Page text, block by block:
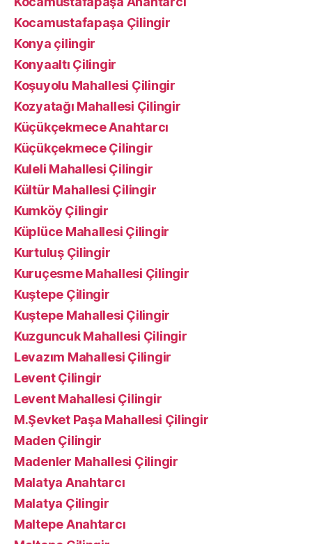
Kocamustafapaşa Çilingir
Konya çilingir
Konyaaltı Çilingir
Koşuyolu Mahallesi Çilingir
Kozyatağı Mahallesi Çilingir
Küçükçekmece Anahtarcı
Küçükçekmece Çilingir
Kuleli Mahallesi Çilingir
Kültür Mahallesi Çilingir
Kumköy Çilingir
Küplüce Mahallesi Çilingir
Kurtuluş Çilingir
Kuruçesme Mahallesi Çilingir
Kuştepe Çilingir
Kuştepe Mahallesi Çilingir
Kuzguncuk Mahallesi Çilingir
Levazım Mahallesi Çilingir
Levent Çilingir
Levent Mahallesi Çilingir
M.Şevket Paşa Mahallesi Çilingir
Maden Çilingir
Madenler Mahallesi Çilingir
Malatya Anahtarcı
Malatya Çilingir
Maltepe Anahtarcı